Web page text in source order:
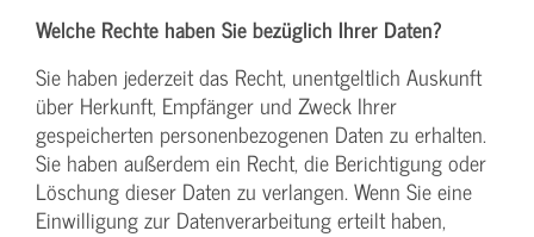
Welche Rechte haben Sie bezüglich Ihrer Daten?
Sie haben jederzeit das Recht, unentgeltlich Auskunft
über Herkunft, Empfänger und Zweck Ihrer
gespeicherten personenbezogenen Daten zu erhalten.
Sie haben außerdem ein Recht, die Berichtigung oder
Löschung dieser Daten zu verlangen. Wenn Sie eine
Einwilligung zur Datenverarbeitung erteilt haben,